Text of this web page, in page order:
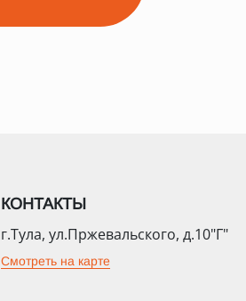
КОНТАКТЫ
г.Тула, ул.Пржевальского, д.10"Г"
Смотреть на карте